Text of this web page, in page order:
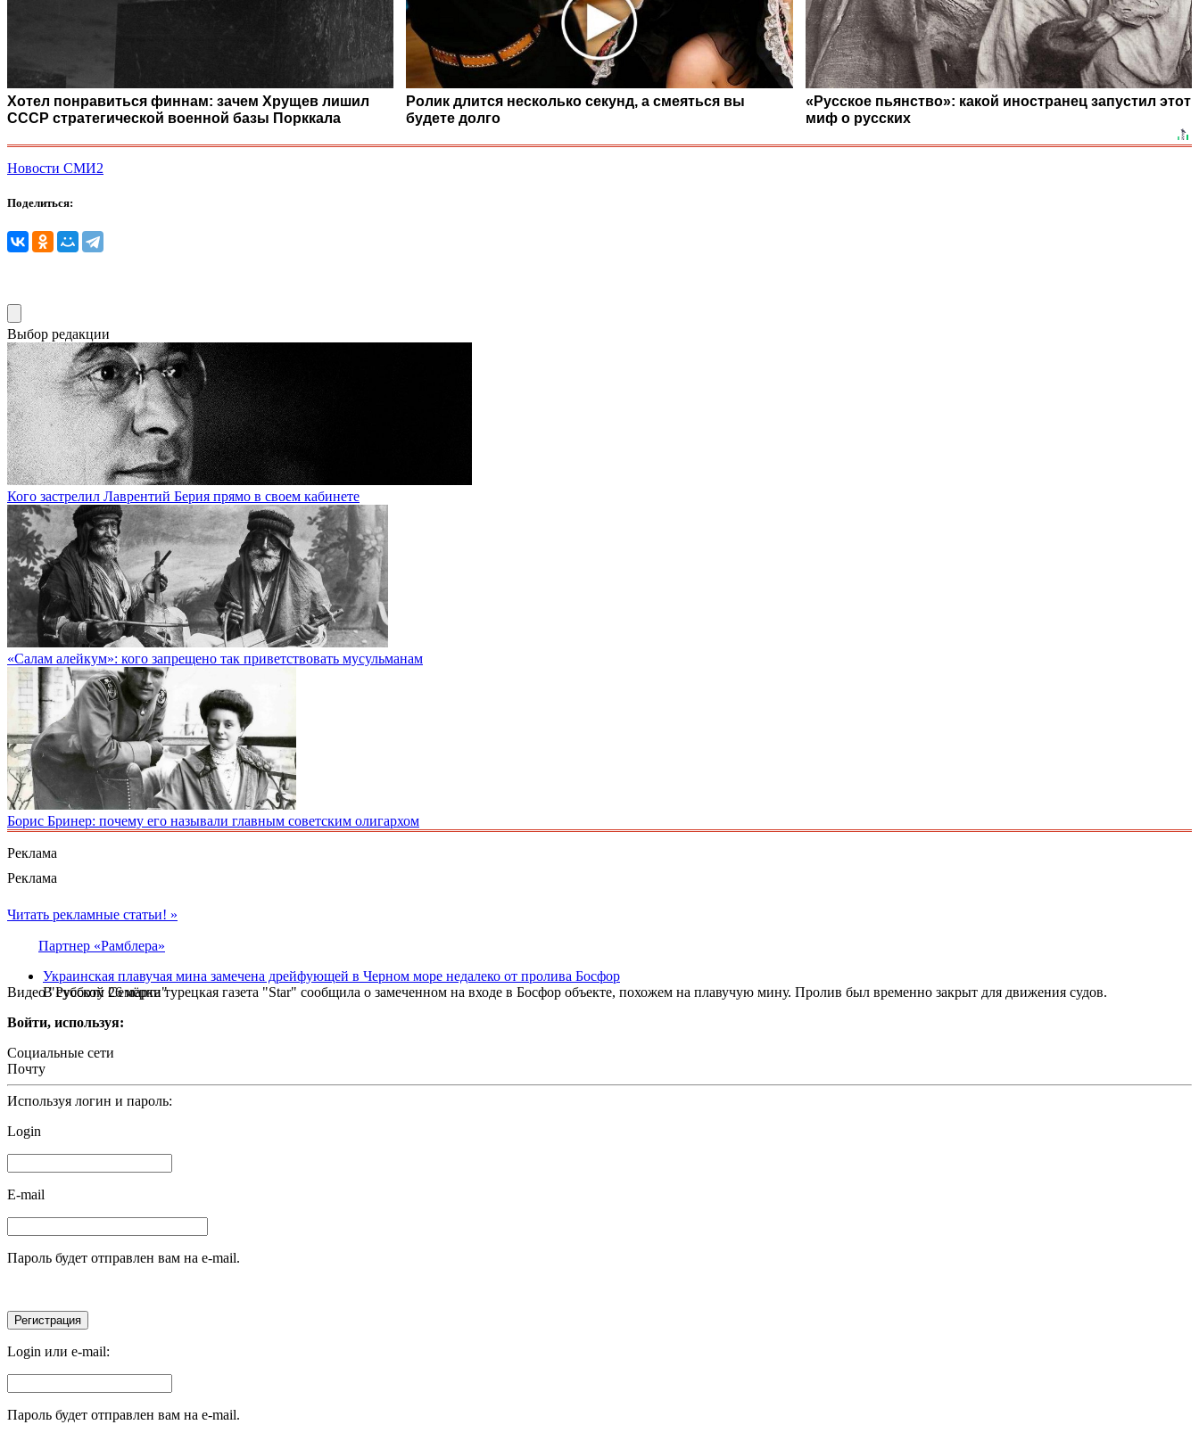
Хотел понравиться финнам: зачем Хрущев лишил
СССР стратегической военной базы Порккала
Ролик длится несколько секунд, а смеяться вы
будете долго
«Русское пьянство»: какой иностранец запустил этот
миф о русских
Новости СМИ2
Поделиться:
Выбор редакции
Кого застрелил Лаврентий Берия прямо в своем кабинете
«Салам алейкум»: кого запрещено так приветствовать мусульманам
Борис Бринер: почему его называли главным советским олигархом
Реклама
Реклама
Видео "Русской Семёрки"
Читать рекламные статьи! »
Партнер «Рамблера»
Украинская плавучая мина замечена дрейфующей в Черном море недалеко от пролива Босфор
В субботу 26 марта турецкая газета "Star" сообщила о замеченном на входе в Босфор объекте, похожем на плавучую мину. Пролив был временно закрыт для движения судов.
Войти, используя:
Социальные сети
Почту
Используя логин и пароль:
Login
E-mail
Пароль будет отправлен вам на e-mail.
Login или e-mail:
Пароль будет отправлен вам на e-mail.